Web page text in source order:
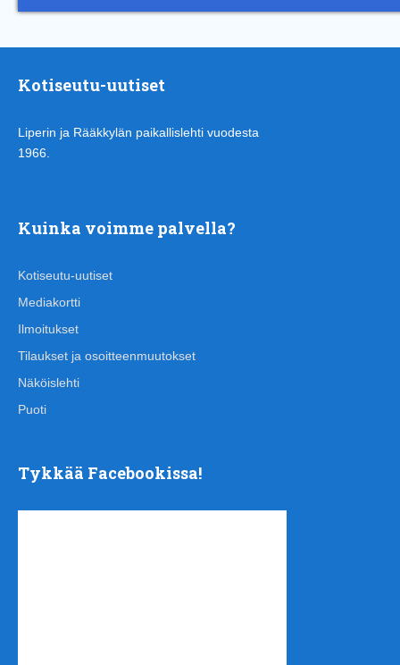
Kotiseutu-uutiset
Liperin ja Rääkkylän paikallislehti vuodesta
1966.
Kuinka voimme palvella?
Kotiseutu-uutiset
Mediakortti
Ilmoitukset
Tilaukset ja osoitteenmuutokset
Näköislehti
Puoti
Tykkää Facebookissa!